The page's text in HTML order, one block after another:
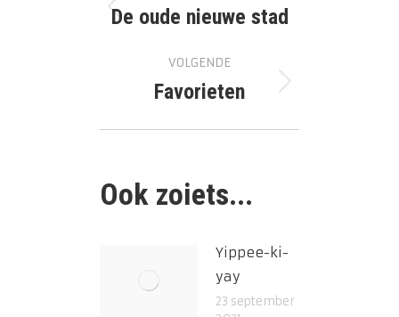
navigatie
Vorig
De oude nieuwe stad
VOLGENDE
Volgend
Favorieten
Ook zoiets...
Yippee-ki-
yay
23 september